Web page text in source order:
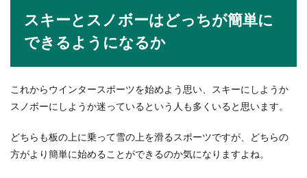
だか恥ずかしい、言いにくいという事もあるでし
ょう。...
ダンスの上達期間と効率的なコツコツ
練習で上達スピードもアップ
ダンスが上達する期間とは一般的にどれくらいな
のでしょうか？ダンスを始めたばかりだと、いつ
スキーとスノボーはどっちが簡単に
できるようになるか
これからウインタースポーツを始めよう思い、スキーにしようか
スノボーにしようか迷っているという人も多くいると思います。
どちらも板の上に乗って雪の上を滑るスポーツですが、どちらの
方がより簡単に始めることができるのか気になりますよね。